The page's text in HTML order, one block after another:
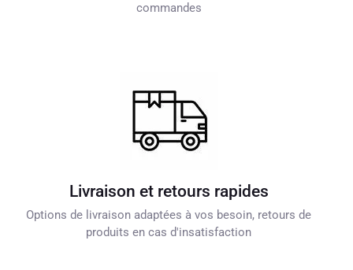
commandes
Livraison et retours rapides
Options de livraison adaptées à vos besoin, retours de
produits en cas d'insatisfaction